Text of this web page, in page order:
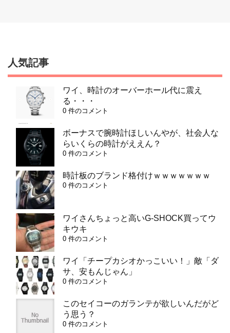
人気記事
ワイ、時計のオーバーホール代に震え
る・・・
0 件のコメント
ボーナスで腕時計ほしいんやが、社会人な
らいくらの時計がええん？
0 件のコメント
時計板のブランド格付けｗｗｗｗｗｗｗ
0 件のコメント
ワイさんちょっと高いG-SHOCK買ってウ
キウキ
0 件のコメント
ワイ「チープカシオかっこいい！」敵「ダ
サ、安もんじゃん」
0 件のコメント
このセイコーのガランテが欲しいんだがど
う思う？
0 件のコメント